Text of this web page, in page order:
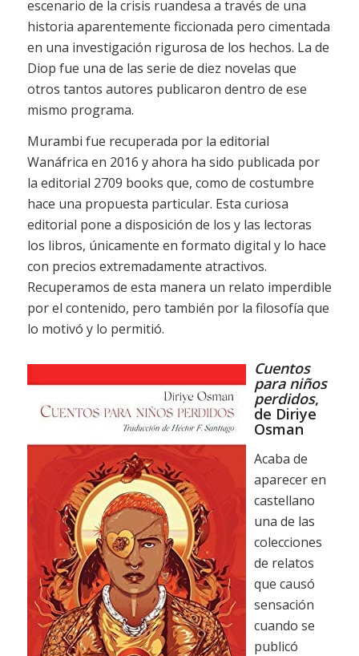
escenario de la crisis ruandesa a través de una
historia aparentemente ficcionada pero cimentada
en una investigación rigurosa de los hechos. La de
Diop fue una de las serie de diez novelas que
otros tantos autores publicaron dentro de ese
mismo programa.
Murambi fue recuperada por la editorial
Wanáfrica en 2016 y ahora ha sido publicada por
la editorial 2709 books que, como de costumbre
hace una propuesta particular. Esta curiosa
editorial pone a disposición de los y las lectoras
los libros, únicamente en formato digital y lo hace
con precios extremadamente atractivos.
Recuperamos de esta manera un relato imperdible
por el contenido, pero también por la filosofía que
lo motivó y lo permitió.
Cuentos
para niños
perdidos,
de Diriye
Osman
Acaba de
aparecer en
castellano
una de las
colecciones
de relatos
que causó
sensación
cuando se
publicó